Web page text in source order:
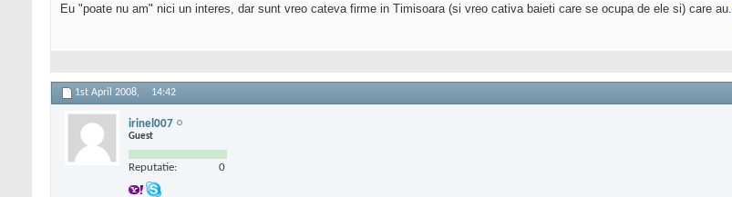
Eu "poate nu am" nici un interes, dar sunt vreo cateva firme in Timisoara (si vreo cativa baieti care se ocupa de ele si) care au.
1st April 2008, 14:42
irinel007
Guest
Reputatie: 0